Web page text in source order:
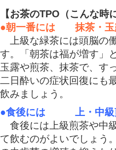
【お茶のTPO（こんな時
●朝一番には 抹茶・玉
上級な緑茶には頭脳の
す。「朝茶は福が増す」
玉露や煎茶、抹茶で、す
二日酔いの症状回復にも
飲みましょう。
●食後には 上・中級
食後には上級煎茶や中
て飲むのがよいでしょう